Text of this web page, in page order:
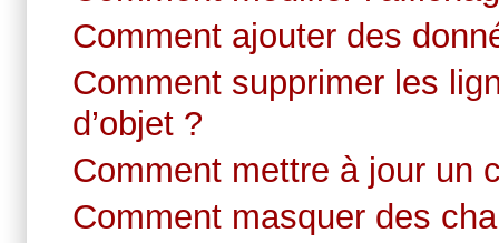
Comment ajouter des
Comment supprimer les
d’objet ?
Comment mettre à jour un
Comment masquer des